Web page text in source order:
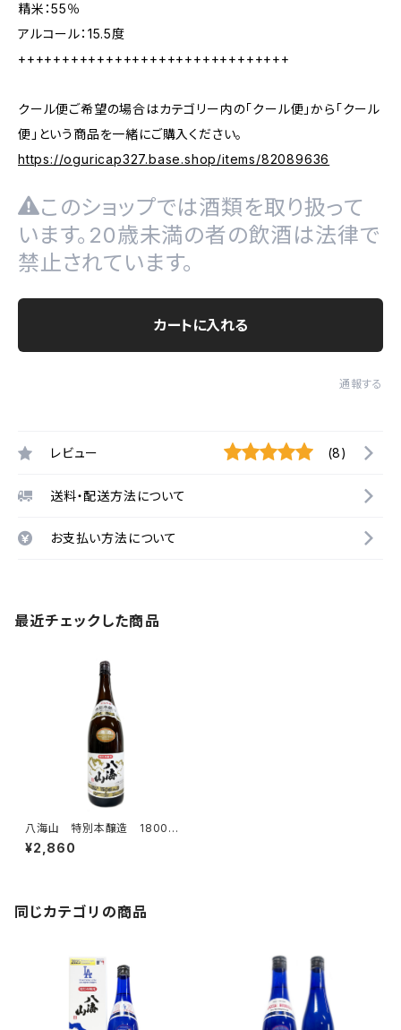
精米：55％
アルコール：15.5度
+++++++++++++++++++++++++++++++
クール便ご希望の場合はカテゴリー内の「クール便」から「クール
便」という商品を一緒にご購入ください。
https://oguricap327.base.shop/items/82089636
このショップでは酒類を取り扱って
います。20歳未満の者の飲酒は法律で
禁止されています。
カートに入れる
通報する
レビュー (8)
送料・配送方法について
お支払い方法について
最近チェックした商品
八海山 特別本醸造 1800ml
¥2,860
同じカテゴリの商品